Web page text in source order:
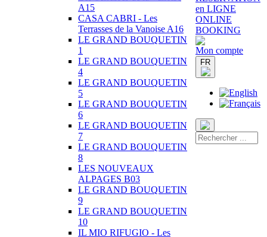
A15
CASA CABRI - Les
Terrasses de la Vanoise A16
LE GRAND BOUQUETIN
1
LE GRAND BOUQUETIN
4
LE GRAND BOUQUETIN
5
LE GRAND BOUQUETIN
6
LE GRAND BOUQUETIN
7
LE GRAND BOUQUETIN
8
LES NOUVEAUX
ALPAGES B03
LE GRAND BOUQUETIN
9
LE GRAND BOUQUETIN
10
IL MIO RIFUGIO - Les
en LIGNE
ONLINE
BOOKING
Mon compte
FR